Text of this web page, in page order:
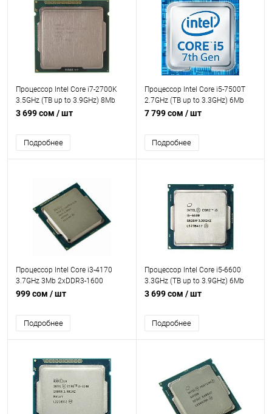
Процессор Intel Core i7-2700K
3.5GHz (TB up to 3.9GHz) 8Mb
2xDDR3-1333 HDGraphics3000
3 699 сом / шт
Подробнее
Процессор Intel Core i5-7500T
2.7GHz (TB up to 3.3GHz) 6Mb
DDR3L/DDR4-1600/2133 HD600
7 799 сом / шт
Подробнее
Процессор Intel Core i3-4170
3.7GHz 3Mb 2xDDR3-1600
HDGraphics4400 TDP-54w
999 сом / шт
Подробнее
Процессор Intel Core i5-6600
3.3GHz (TB up to 3.9GHz) 6Mb
DDR3L/DDR4-1600/2133
LGA1151 OEM
3 699 сом / шт
Подробнее